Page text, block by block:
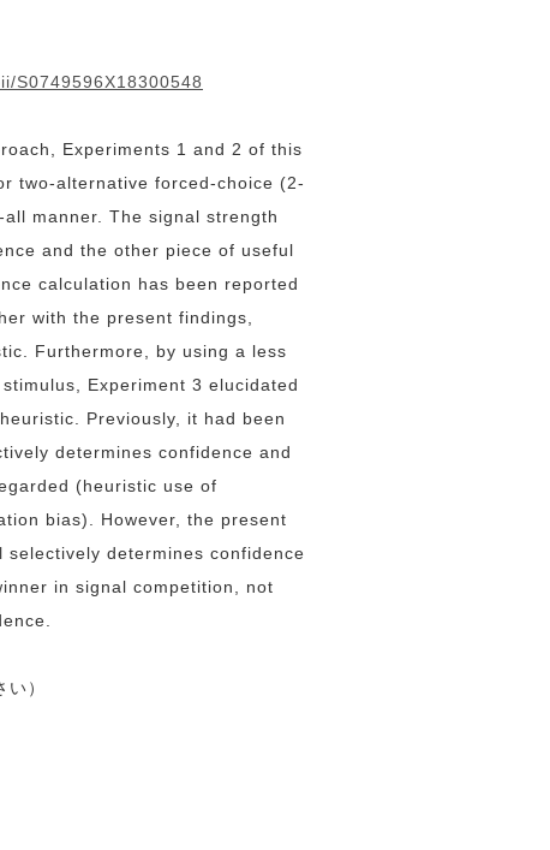
S0749596X18300548
Experiments 1 and 2 of this
two-alternative forced-choice (2-
manner. The signal strength
and the other piece of useful
calculation has been reported
with the present findings,
Furthermore, by using a less
Experiment 3 elucidated
Previously, it had been
determines confidence and
(heuristic use of
bias). However, the present
determines confidence
in signal competition, not
）